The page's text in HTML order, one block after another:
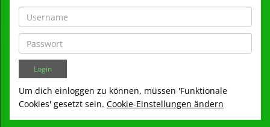
Um dich einloggen zu können, müssen 'Funktionale
Cookies' gesetzt sein. Cookie-Einstellungen ändern